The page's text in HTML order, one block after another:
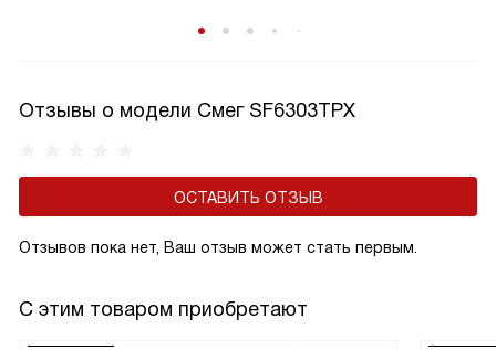
Отзывы о модели Смег SF6303TPX
ОСТАВИТЬ ОТЗЫВ
Отзывов пока нет, Ваш отзыв может стать первым.
С этим товаром приобретают